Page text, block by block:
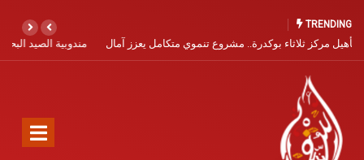
TRENDING
مندوبية الصيد البحري بآسفي تفتح باب التسجيل البحري برسم سنة 2026